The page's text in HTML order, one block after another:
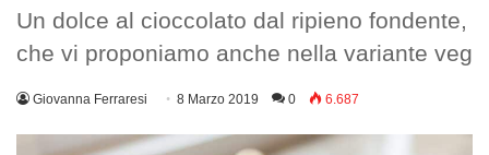
Un dolce al cioccolato dal ripieno fondente,
che vi proponiamo anche nella variante veg
Giovanna Ferraresi 8 Marzo 2019 0 6.687